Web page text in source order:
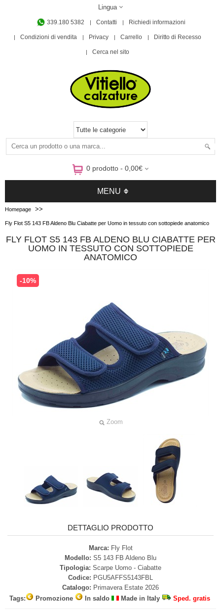
Lingua
339.180 5382 Contatti Richiedi informazioni
Condizioni di vendita Privacy Carrello Diritto di Recesso
Cerca nel sito
0 prodotto - 0,00€
MENU
Homepage >>
Fly Flot S5 143 FB Aldeno Blu Ciabatte per Uomo in tessuto con sottopiede anatomico
FLY FLOT S5 143 FB ALDENO BLU CIABATTE PER
UOMO IN TESSUTO CON SOTTOPIEDE
ANATOMICO
Zoom
-10%
DETTAGLIO PRODOTTO
Marca: Fly Flot
Modello: S5 143 FB Aldeno Blu
Tipologia: Scarpe Uomo - Ciabatte
Codice: PGU5AFFS5143FBL
Catalogo: Primavera Estate 2026
Tags:
Promozione In saldo Made in Italy Sped. gratis